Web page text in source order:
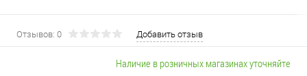
Отзывов: 0 Добавить отзыв
Наличие в розничных магазинах уточняйте